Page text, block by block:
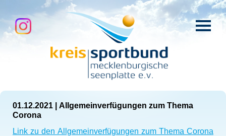
01.12.2021
Allgemeinverfügungen zum Thema
Corona
Link zu den Allgemeinverfügungen zum Thema Corona